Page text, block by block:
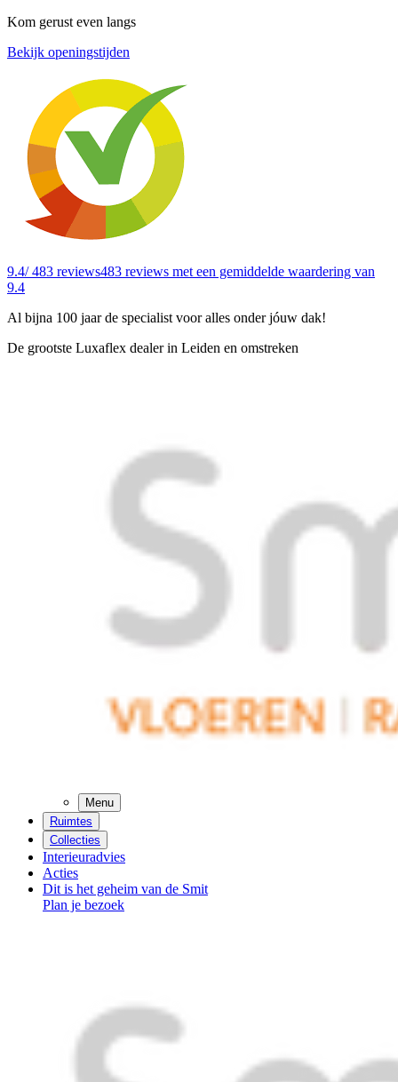
Kom gerust even langs
Bekijk openingstijden
9.4/ 483 reviews483 reviews met een gemiddelde waardering van
9.4
Al bijna 100 jaar de specialist voor alles onder jóuw dak!
De grootste Luxaflex dealer in Leiden en omstreken
Menu
Ruimtes
Collecties
Interieuradvies
Acties
Dit is het geheim van de Smit
Plan je bezoek